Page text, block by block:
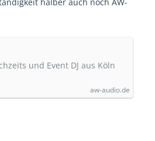
und Event DJ aus Köln
aw-audio.de